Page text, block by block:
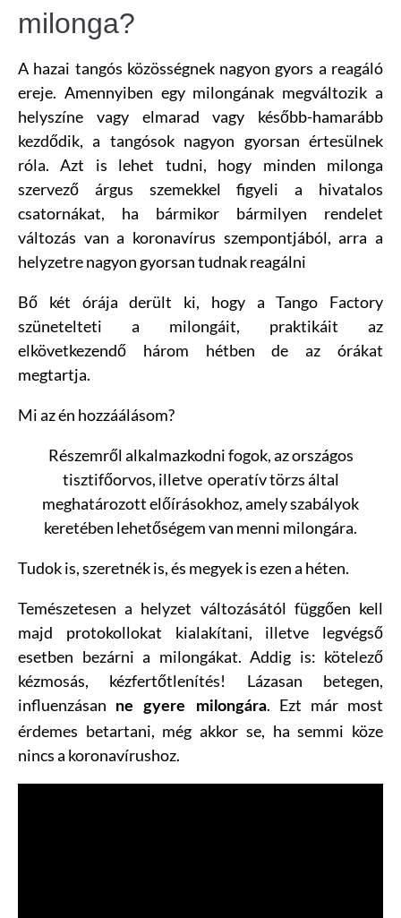
milonga?
A hazai tangós közösségnek nagyon gyors a reagáló
ereje. Amennyiben egy milongának megváltozik a
helyszíne vagy elmarad vagy később-hamarább
kezdődik, a tangósok nagyon gyorsan értesülnek
róla. Azt is lehet tudni, hogy minden milonga
szervező árgus szemekkel figyeli a hivatalos
csatornákat, ha bármikor bármilyen rendelet
változás van a koronavírus szempontjából, arra a
helyzetre nagyon gyorsan tudnak reagálni
Bő két órája derült ki, hogy a Tango Factory
szünetelteti a milongáit, praktikáit az
elkövetkezendő három hétben de az órákat
megtartja.
Mi az én hozzáálásom?
Részemről alkalmazkodni fogok, az országos
tisztifőorvos, illetve operatív törzs által
meghatározott előírásokhoz, amely szabályok
keretében lehetőségem van menni milongára.
Tudok is, szeretnék is, és megyek is ezen a héten.
Temészetesen a helyzet változásától függően kell
majd protokollokat kialakítani, illetve legvégső
esetben bezárni a milongákat. Addig is: kötelező
kézmosás, kézfertőtlenítés! Lázasan betegen,
influenzásan
ne gyere milongára. Ezt már most
érdemes betartani, még akkor se, ha semmi köze
nincs a koronavírushoz.